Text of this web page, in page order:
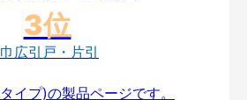
巾広引戸・片引